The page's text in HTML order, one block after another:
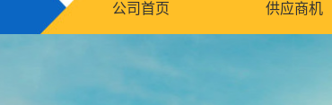
公司首页 供应商机